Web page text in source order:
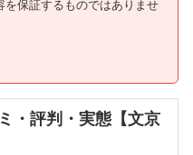
保証するものではありませ
・評判・実態【文京